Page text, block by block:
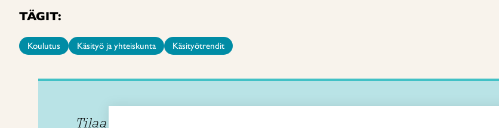
TÄGIT:
Koulutus Käsityö ja yhteiskunta Käsityötrendit
Tilaa uutiskirje